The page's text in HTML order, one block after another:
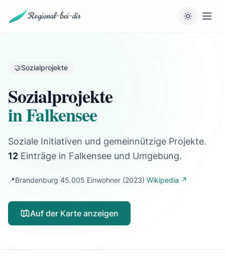
Regional-bei-dir
🤝Sozialprojekte
Sozialprojekte
in Falkensee
Soziale Initiativen und gemeinnützige Projekte.
12 Einträge in Falkensee und Umgebung.
📍Brandenburg·45.005 Einwohner (2023)·Wikipedia ↗
Auf der Karte anzeigen